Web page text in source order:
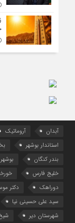
آبدان آروماتیک
استاندار بوشهر
بندر کنگان
بوشهر
خلیج فارس
دوراهک
دکتر
سید علی حسینی نیا
شهرستان دیر